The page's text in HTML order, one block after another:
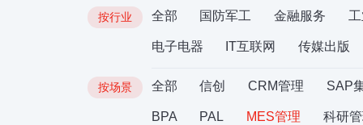
按行业 全部 国防军工 金融服务
电子电器 IT互联网 传媒出版
按场景 全部 信创 CRM管理 SAP
BPA PAL MES管理 科研